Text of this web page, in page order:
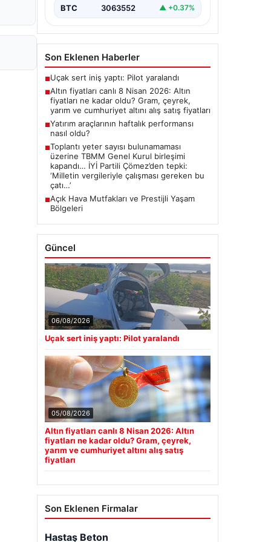
BTC 3063552 ▲ +0.37%
Son Eklenen Haberler
■Uçak sert iniş yaptı: Pilot yaralandı
■Altın fiyatları canlı 8 Nisan 2026: Altın
fiyatları ne kadar oldu? Gram, çeyrek,
yarım ve cumhuriyet altını alış satış fiyatları
■Yatırım araçlarının haftalık performansı
nasıl oldu?
■Toplantı yeter sayısı bulunamaması
üzerine TBMM Genel Kurul birleşimi
kapandı… İYİ Partili Çömez’den tepki:
‘Milletin vergileriyle çalışması gereken bu
çatı…’
■Açık Hava Mutfakları ve Prestijli Yaşam
Bölgeleri
Güncel
06/08/2026
Uçak sert iniş yaptı: Pilot yaralandı
05/08/2026
Altın fiyatları canlı 8 Nisan 2026: Altın
fiyatları ne kadar oldu? Gram, çeyrek,
yarım ve cumhuriyet altını alış satış
fiyatları
Son Eklenen Firmalar
Hastaş Beton